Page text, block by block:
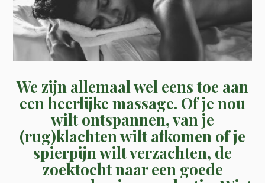
We zijn allemaal wel eens toe aan
een heerlijke massage. Of je nou
wilt ontspannen, van je
(rug)klachten wilt afkomen of je
spierpijn wilt verzachten, de
zoektocht naar een goede